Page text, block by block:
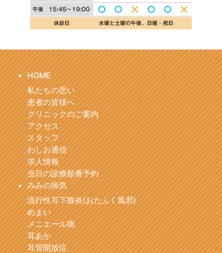
HOME
私たちの思い
患者の皆様へ
クリニックのご案内
アクセス
スタッフ
わしお通信
求人情報
当日の診療順番予約
みみの病気
流行性耳下腺炎(おたふく風邪)
めまい
メニエール病
耳あか
耳管開放症